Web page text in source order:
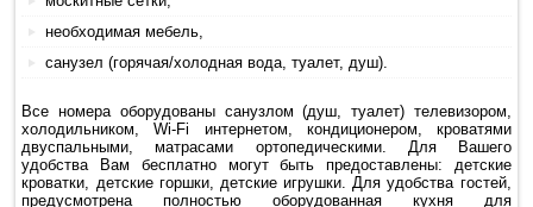
необходимая мебель,
санузел (горячая/холодная вода, туалет, душ).
Все номера оборудованы санузлом (душ, туалет) телевизором,
холодильником, Wi-Fi интернетом, кондиционером, кроватями
двуспальными, матрасами ортопедическими. Для Вашего
удобства Вам бесплатно могут быть предоставлены: детские
кроватки, детские горшки, детские игрушки. Для удобства гостей,
предусмотрена полностью оборудованная кухня для